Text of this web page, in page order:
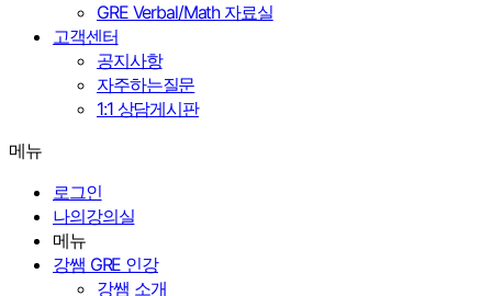
GRE Verbal/Math 자료실
고객센터
공지사항
자주하는질문
1:1 상담게시판
메뉴
로그인
나의강의실
메뉴
강쌤 GRE 인강
강쌤 소개